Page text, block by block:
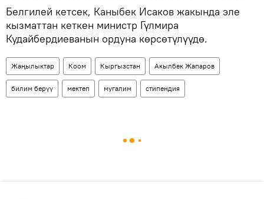
Белгилей кетсек, Каныбек Исаков жакында эле
кызматтан кеткен министр Гүлмира
Кудайбердиеванын ордуна көрсөтүлүүдө.
Жаңылыктар Коом Кыргызстан Акылбек Жапаров
билим берүү мектеп мугалим стипендия